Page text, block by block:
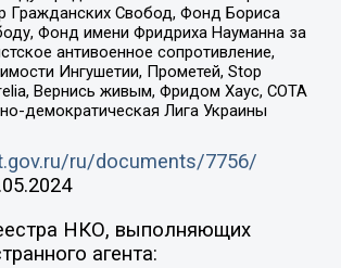
Гражданских Свобод, Фонд Бориса
Фонд имени Фридриха Науманна за
антивоенное сопротивление,
Ингушетии, Прометей, Stop
Вернись живым, Фридом Хаус, СОТА
демократическая Лига Украины
ru/documents/7756/
НКО, выполняющих
агента: